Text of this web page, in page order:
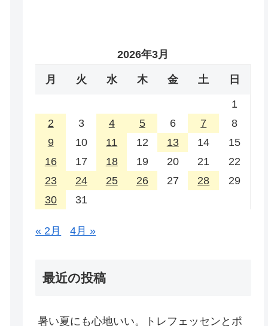
2026年3月
月 火 水 木 金 土 日
1
2
3 4 5 6 7
8
9
10 11 12 13 14
15
16
17 18 19 20 21
22
23
24 25 26 27 28
29
30
31
« 2月 4月 »
最近の投稿
暑い夏にも心地いい。トレフェッセンとポ